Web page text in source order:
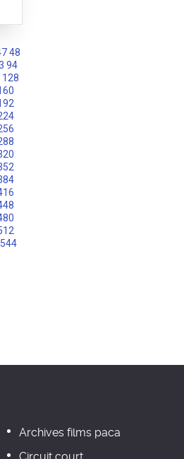
48
94
128
544
Archives films paca
Circuit court